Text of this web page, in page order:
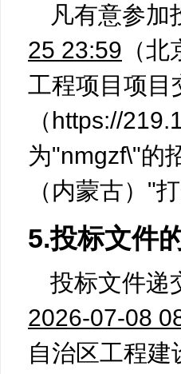
凡有意参加
25 23:59 （
工程项目项目
（https://
为"nmgzf\"的
（内蒙古）"
5.投标文件
投标文件递
2026-07-08
自治区工程